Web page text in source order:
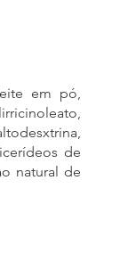
em pó,
de
natural de